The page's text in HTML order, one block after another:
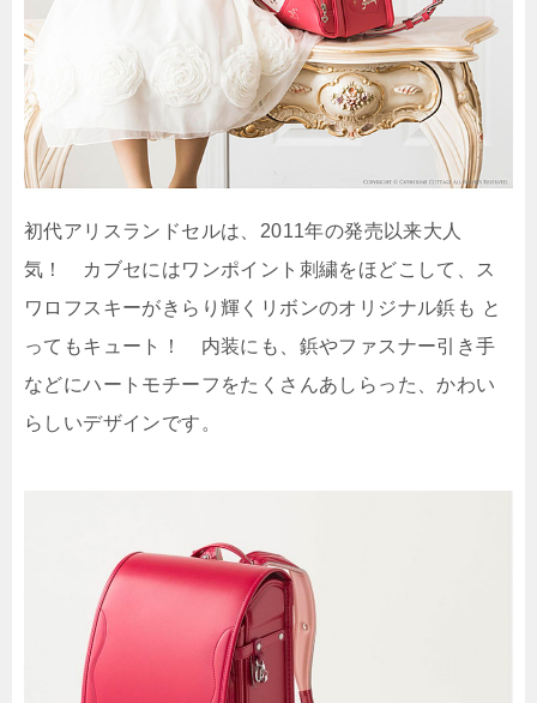
初代アリスランドセルは、2011年の発売以来大人
気！ カブセにはワンポイント刺繍をほどこして、ス
ワロフスキーがきらり輝くリボンのオリジナル鋲も と
ってもキュート！ 内装にも、鋲やファスナー引き手
などにハートモチーフをたくさんあしらった、かわい
らしいデザインです。